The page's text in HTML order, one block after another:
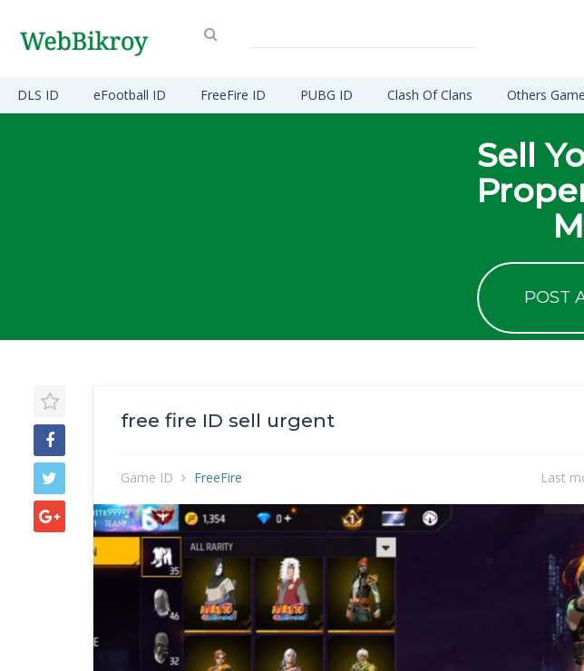
DLS ID eFootball ID FreeFire ID PUBG ID Clash Of Clans Others
Sell
POST
free fire ID sell urgent
Game ID FreeFire Last
Previous